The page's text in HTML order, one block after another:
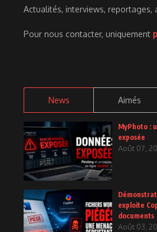
Actualités, interviews, reportages,
Pour nous contacter, uniquement
News Aimés
MyPhoto :
exposée
Août 07,
exploite
documents
Août 03,